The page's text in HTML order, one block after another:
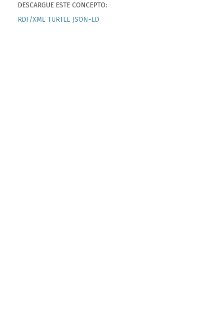
DESCARGUE ESTE CONCEPTO:
RDF/XML TURTLE JSON-LD